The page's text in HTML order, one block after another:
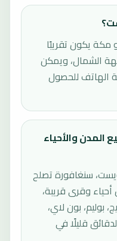
مكة يكون تقريبًا
بزاوية 293° من جهة الشمال، ويمكن
الهاتف للحصول
المدن والأحياء
سنغافورة تصلح
وقرى قريبة،
بوليم، بون لاي،
قليلًا في